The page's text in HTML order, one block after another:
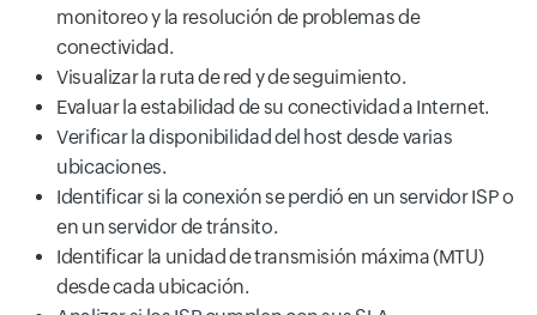
monitoreo y la resolución de problemas de
conectividad.
Visualizar la ruta de red y de seguimiento.
Evaluar la estabilidad de su conectividad a Internet.
Verificar la disponibilidad del host desde varias
ubicaciones.
Identificar si la conexión se perdió en un servidor ISP o
en un servidor de tránsito.
Identificar la unidad de transmisión máxima (MTU)
desde cada ubicación.